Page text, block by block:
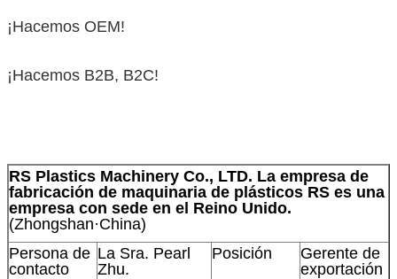
¡Hacemos OEM!
¡Hacemos B2B, B2C!
RS Plastics Machinery Co., LTD. La empresa de
fabricación de maquinaria de plásticos RS es una
empresa con sede en el Reino Unido.
(Zhongshan·China)
Persona de
contacto
La Sra. Pearl
Zhu.
Posición
Gerente de
exportación